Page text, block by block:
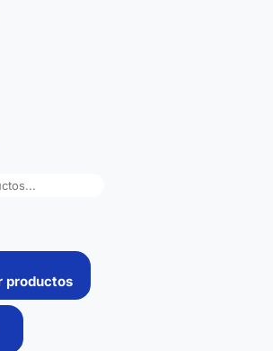
productos